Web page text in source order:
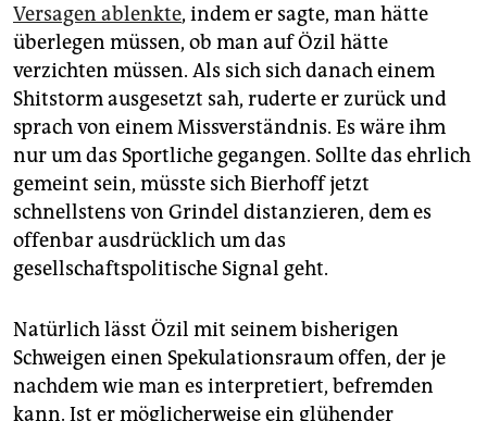
Versagen ablenkte, indem er sagte, man hätte
überlegen müssen, ob man auf Özil hätte
verzichten müssen. Als sich sich danach einem
Shitstorm ausgesetzt sah, ruderte er zurück und
sprach von einem Missverständnis. Es wäre ihm
nur um das Sportliche gegangen. Sollte das ehrlich
gemeint sein, müsste sich Bierhoff jetzt
schnellstens von Grindel distanzieren, dem es
offenbar ausdrücklich um das
gesellschaftspolitische Signal geht.
Natürlich lässt Özil mit seinem bisherigen
Schweigen einen Spekulationsraum offen, der je
nachdem wie man es interpretiert, befremden
kann. Ist er möglicherweise ein glühender